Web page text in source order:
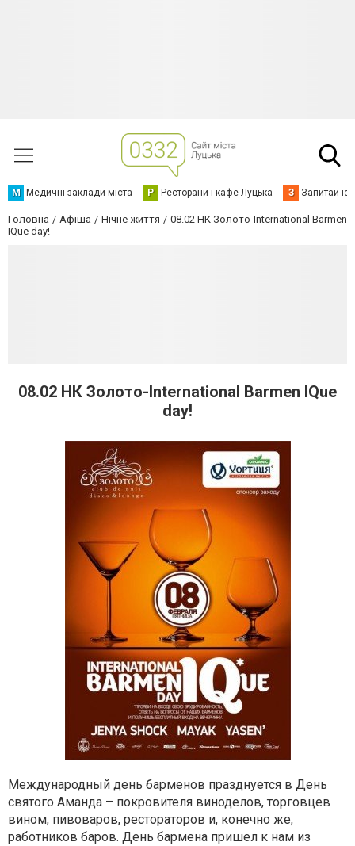
М Медичні заклади міста Р Ресторани і кафе Луцька З Запитай
Головна Афіша Нічне життя
08.02 НК Золото-International Barmen
IQue day!
08.02 НК Золото-International Barmen IQue
day!
Международный день барменов празднуется в День
святого Аманда – покровителя виноделов, торговцев
вином, пивоваров, рестораторов и, конечно же,
работников баров. День бармена пришел к нам из